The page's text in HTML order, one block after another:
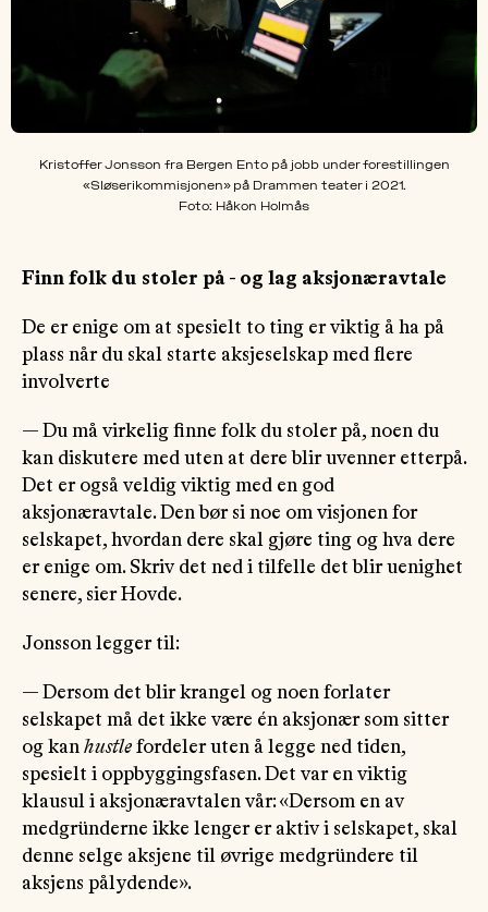
Kristoffer Jonsson fra Bergen Ento på jobb under forestillingen
«Sløserikommisjonen» på Drammen teater i 2021.
Foto: Håkon Holmås
Finn folk du stoler på - og lag aksjonæravtale
De er enige om at spesielt to ting er viktig å ha på
plass når du skal starte aksjeselskap med flere
involverte
— Du må virkelig finne folk du stoler på, noen du
kan diskutere med uten at dere blir uvenner etterpå.
Det er også veldig viktig med en god
aksjonæravtale. Den bør si noe om visjonen for
selskapet, hvordan dere skal gjøre ting og hva dere
er enige om. Skriv det ned i tilfelle det blir uenighet
senere, sier Hovde.
Jonsson legger til:
— Dersom det blir krangel og noen forlater
selskapet må det ikke være én aksjonær som sitter
og kan hustle fordeler uten å legge ned tiden,
spesielt i oppbyggingsfasen. Det var en viktig
klausul i aksjonæravtalen vår: «Dersom en av
medgründerne ikke lenger er aktiv i selskapet, skal
denne selge aksjene til øvrige medgründere til
aksjens pålydende».